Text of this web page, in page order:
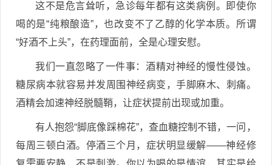
这不是危言耸听，急诊每年都有这类病例。即使你
喝的是“纯粮酿造”，也改变不了乙醇的化学本质。所谓
“好酒不上头”，在药理面前，全是心理安慰。
我们一直忽略了一件事：酒精对神经的慢性侵蚀。
糖尿病本就容易并发周围神经病变，手脚麻木、刺痛。
酒精会加速神经脱髓鞘，让症状提前出现或加重。
有人抱怨“脚底像踩棉花”，查血糖控制不错，一问，
每周三顿白酒。停酒三个月，症状明显缓解——神经修